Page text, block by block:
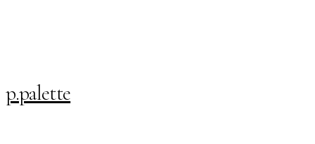
p.palette